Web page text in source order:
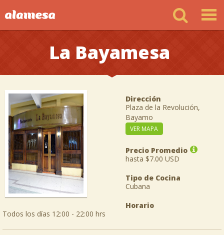
La Bayamesa
Dirección
Plaza de la Revolución,
Bayamo
VER MAPA
Precio Promedio
hasta $7.00 USD
Tipo de Cocina
Cubana
Horario
Todos los días 12:00 - 22:00 hrs